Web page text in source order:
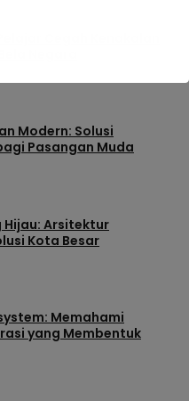
Modern: Solusi
Pasangan Muda
Hijau: Arsitektur
Kota Besar
Memahami
yang Membentuk